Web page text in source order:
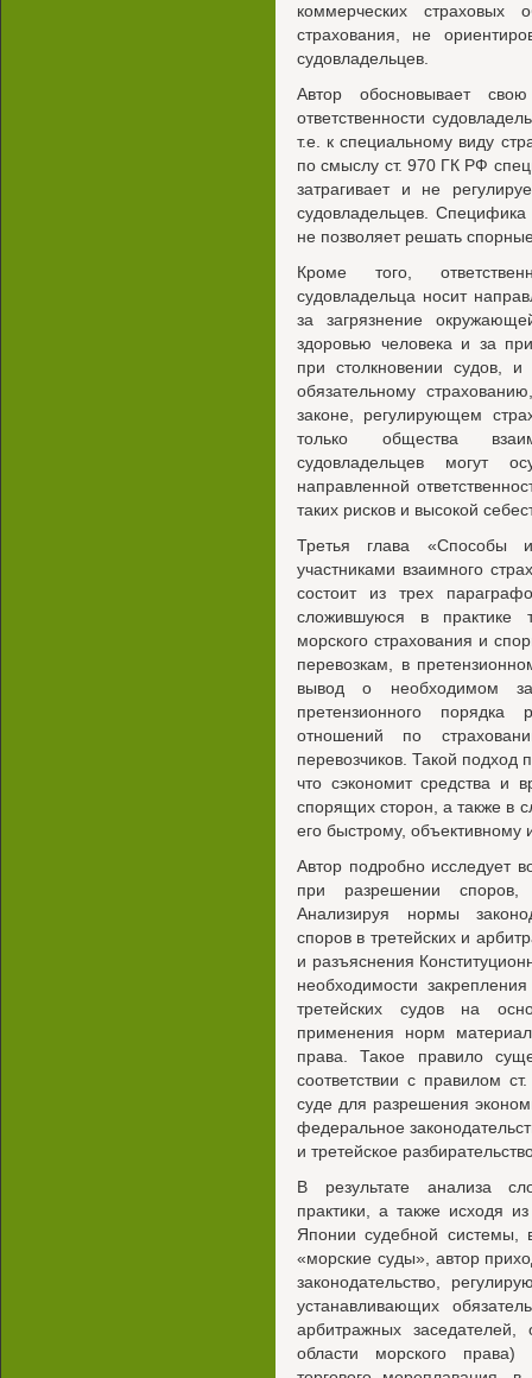
коммерческих
страхования, не
судовладельцев.
Автор обосновывает
ответственности
т.е. к специальному виду
по смыслу ст. 970 ГК РФ
затрагивает и не
судовладельцев.
не позволяет решать
Кроме того,
судовладельца носит
за загрязнение
здоровью человека и за
при столкновении судов, и
обязательному
законе, регулирующем
только общества
судовладельцев могут
направленной
таких рисков и высокой
Третья глава «Способы
участниками взаимного
состоит из трех
сложившуюся в практике
морского страхования и
перевозкам, в
вывод о необходимом
претензионного
отношений по
перевозчиков. Такой подход
что сэкономит средства и
спорящих сторон, а также в
его быстрому,
Автор подробно исследует
при разрешении споров,
Анализируя нормы
споров в третейских и
и разъяснения
необходимости
третейских судов на
применения норм
права. Такое правило
соответствии с правилом
суде для разрешения
федеральное
и третейское
В результате анализа
практики, а также исходя
Японии судебной системы,
«морские суды», автор
законодательство,
устанавливающих
арбитражных
области морского